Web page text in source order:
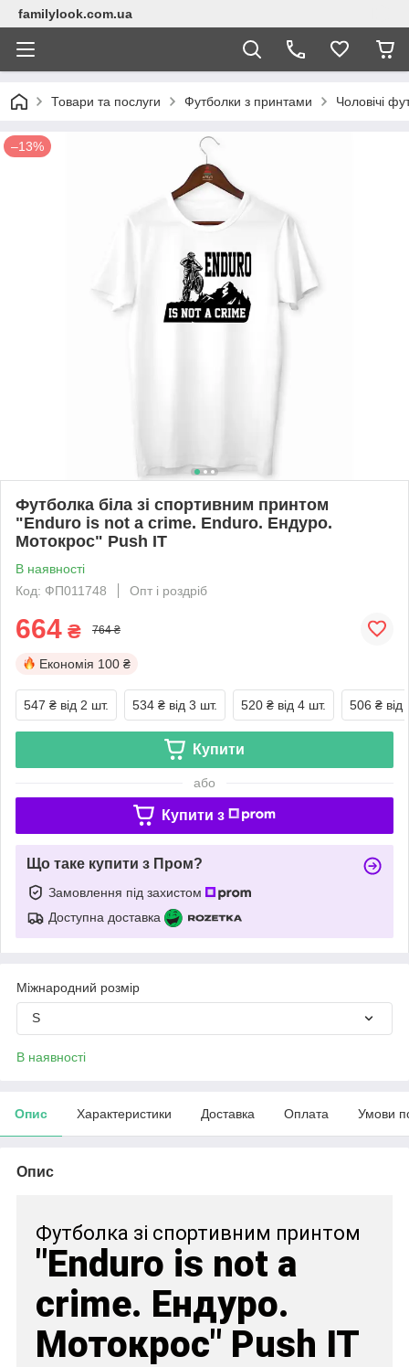
familylook.com.ua
Товари та послуги Футболки з принтами Чоловічі
–13%
Футболка біла зі спортивним принтом
"Enduro is not a crime. Enduro. Ендуро.
Мотокрос" Push IT
В наявності
Код: ФП011748
Опт і роздріб
664 ₴ 764 ₴
Економія 100 ₴
547 ₴ від 2 шт. 534 ₴ від 3 шт. 520 ₴ від 4 шт. 506 ₴ від
Купити
або
Купити з
Що таке купити з Пром?
Замовлення під захистом
Доступна доставка
Міжнародний розмір
S
В наявності
Опис Характеристики Доставка Оплата Умови
Опис
Футболка зі спортивним принтом
"Enduro is not a
crime. Ендуро.
Мотокрос" Push IT